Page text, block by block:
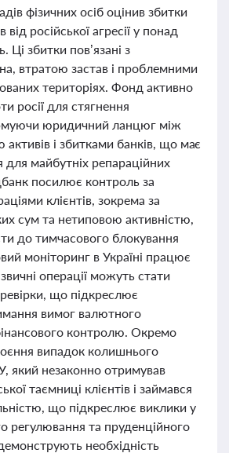
фізичних осіб оцінив збитки
від російської агресії у понад
збитки пов’язані з
втратою застав і проблемними
територіях. Фонд активно
росії для стягнення
юридичний ланцюг між
активів і збитками банків, що має
для майбутніх репараційних
посилює контроль за
клієнтів, зокрема за
сум та нетиповою активністю,
до тимчасового блокування
моніторинг в Україні працює
звичні операції можуть стати
що підкреслює
вимог валютного
контролю. Окремо
випадок колишнього
який незаконно отримував
таємниці клієнтів і займався
що підкреслює виклики у
регулювання та пруденційного
необхідність